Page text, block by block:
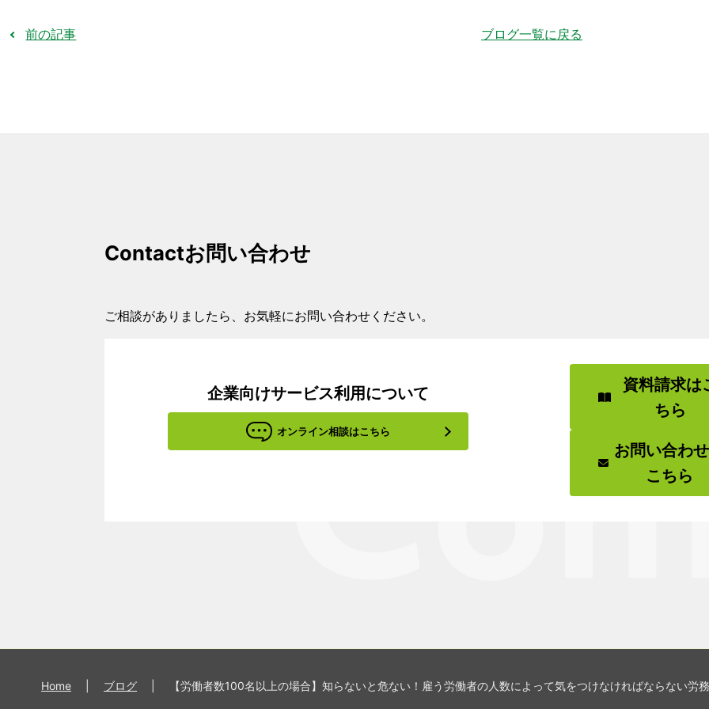
前の記事 ブログ一覧に戻る
Contactお問い合わせ
ご相談がありましたら、お気軽にお問い合わせください。
企業向けサービス利用について
オンライン相談はこちら
資料請求は
ちら
お問い合わ
こちら
Home ブログ 【労働者数100名以上の場合】知らないと危ない！雇う労働者の人数によって気をつけなければならない労